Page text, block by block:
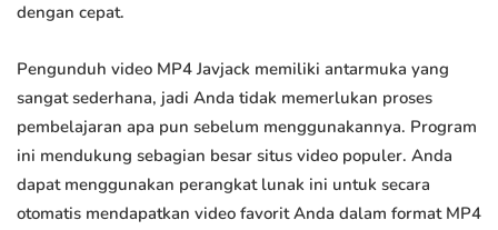
dengan cepat.
Pengunduh video MP4 Javjack memiliki antarmuka yang
sangat sederhana, jadi Anda tidak memerlukan proses
pembelajaran apa pun sebelum menggunakannya. Program
ini mendukung sebagian besar situs video populer. Anda
dapat menggunakan perangkat lunak ini untuk secara
otomatis mendapatkan video favorit Anda dalam format MP4